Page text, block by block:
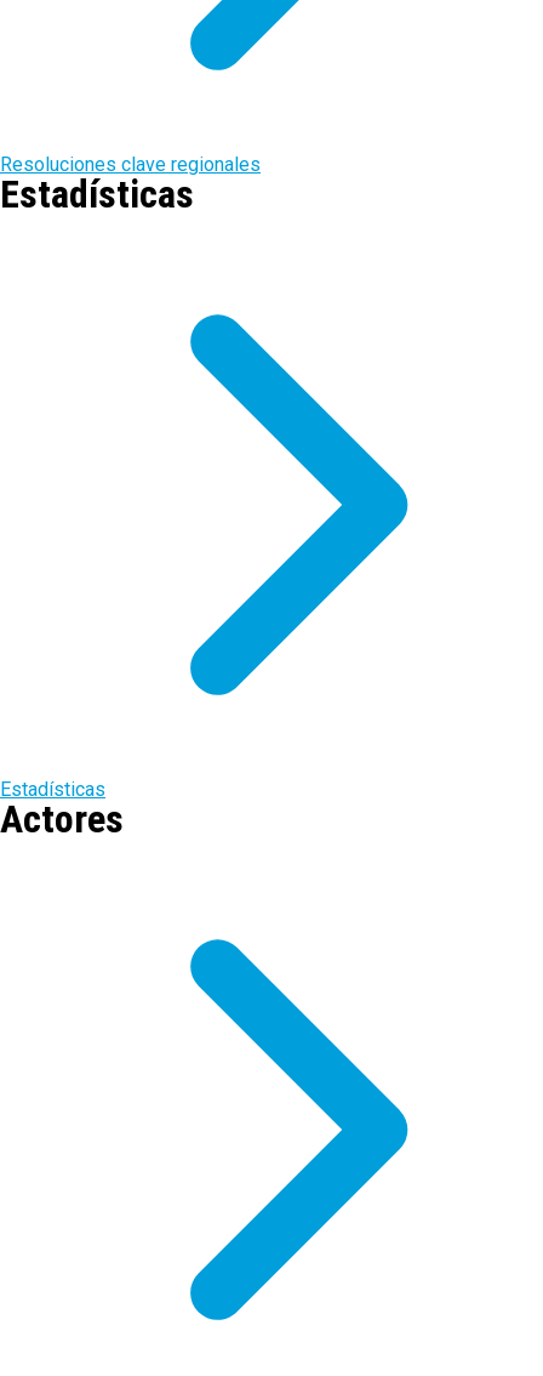
Resoluciones clave regionales
Estadísticas
Estadísticas
Actores